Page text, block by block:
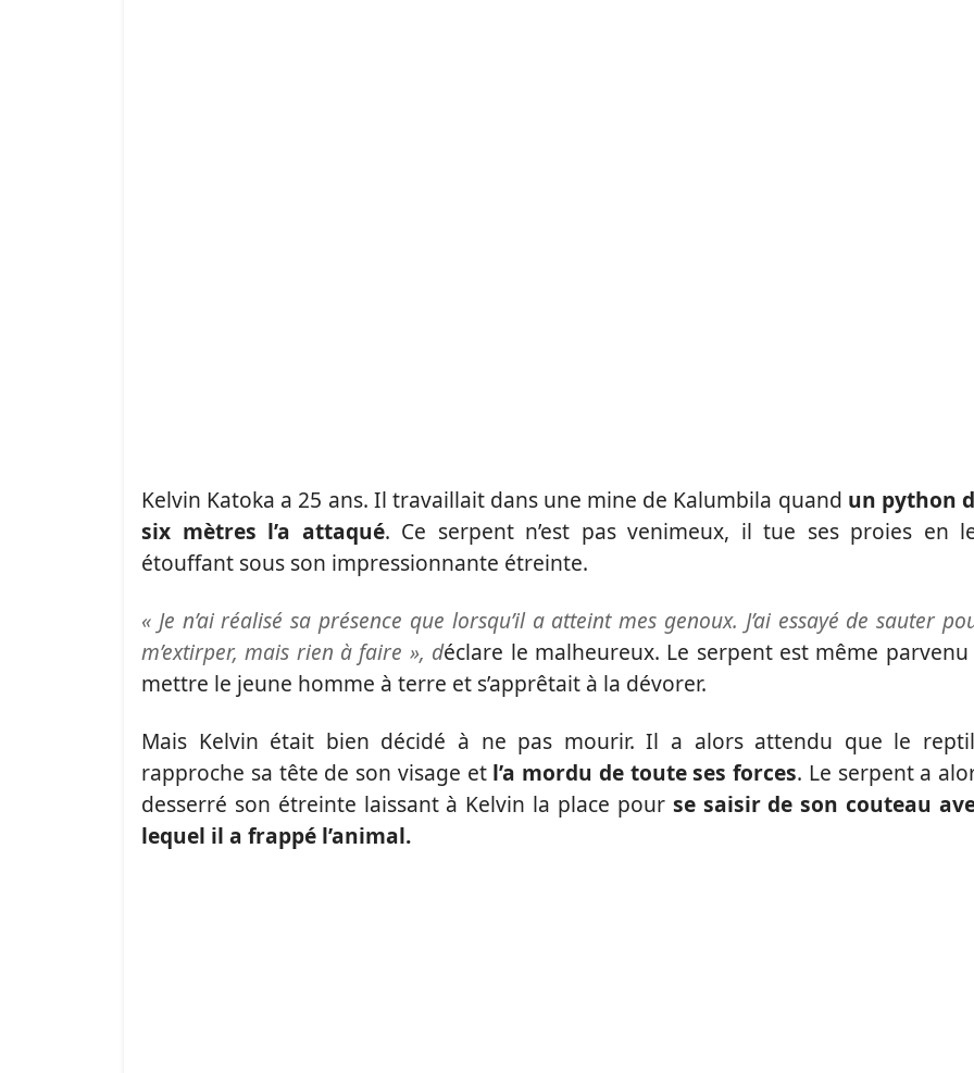
Kelvin Katoka a 25 ans. Il travaillait dans une mine de Kalumbila quand un python
six mètres l’a attaqué. Ce serpent n’est pas venimeux, il tue ses proies en
étouffant sous son impressionnante étreinte.
« Je n’ai réalisé sa présence que lorsqu’il a atteint mes genoux. J’ai essayé de sauter
m’extirper, mais rien à faire », déclare le malheureux. Le serpent est même parvenu
mettre le jeune homme à terre et s’apprêtait à la dévorer.
Mais Kelvin était bien décidé à ne pas mourir. Il a alors attendu que le
rapproche sa tête de son visage et l’a mordu de toute ses forces. Le serpent a
desserré son étreinte laissant à Kelvin la place pour se saisir de son couteau
lequel il a frappé l’animal.